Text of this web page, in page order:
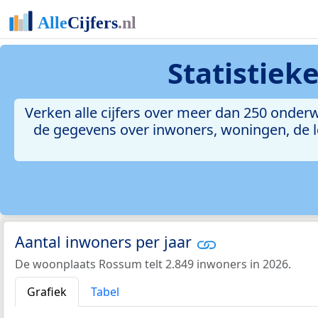
Verken alle cijfers over meer dan 250
de gegevens over inwoners, woningen,
Aantal inwoners per jaar
De woonplaats Rossum telt 2.849 inwoners in 2026.
Grafiek
Tabel